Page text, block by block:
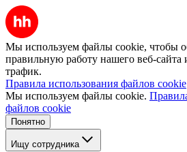
Мы используем файлы cookie, чтобы
правильную работу нашего веб-сайта
трафик.
Правила использования файлов cookie
Мы используем файлы cookie.
файлов cookie
Понятно
Ищу сотрудника